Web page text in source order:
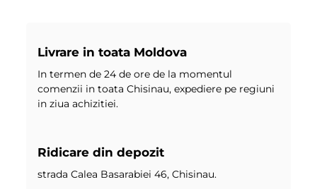
Livrare in toata Moldova
In termen de 24 de ore de la momentul
comenzii in toata Chisinau, expediere pe regiuni
in ziua achizitiei.
Ridicare din depozit
strada Calea Basarabiei 46, Chisinau.